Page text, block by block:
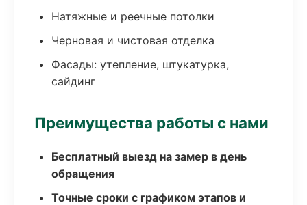
Натяжные и реечные потолки
Черновая и чистовая отделка
Фасады: утепление, штукатурка,
сайдинг
Преимущества работы с нами
Бесплатный выезд на замер в день
обращения
Точные сроки с графиком этапов и